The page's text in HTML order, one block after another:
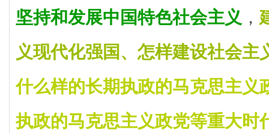
坚持和发展中国特色社会主义 ，
义现代化强国、怎样建设社会主
什么样的长期执政的马克思主义
执政的马克思主义政党等重大时